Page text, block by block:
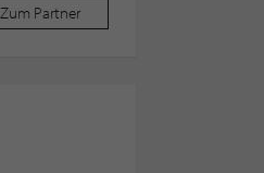
Zum Partner